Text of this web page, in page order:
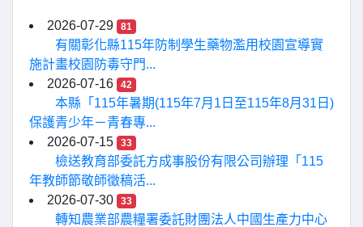
2026-07-29 81
有關彰化縣115年防制學生藥物濫用校園宣導實
施計畫校園防毒守門...
2026-07-16
42
本縣「115年暑期(115年7月1日至115年8月31日)
保護青少年－青春專...
2026-07-15
33
檢送教育部委託方成事股份有限公司辦理「115
年教師節敬師徵稿活...
2026-07-30
33
轉知農業部農糧署委託財團法人中國生產力中心